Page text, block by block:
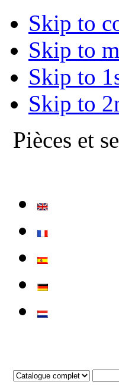
Skip to
Skip to
Skip to
Skip to
Pièces et